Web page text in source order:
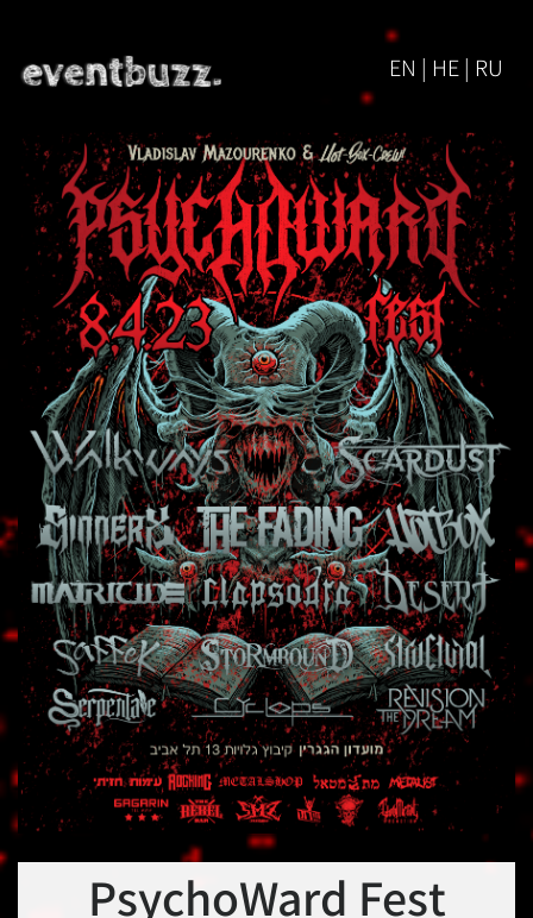
EN | HE | RU
PsychoWard Fest